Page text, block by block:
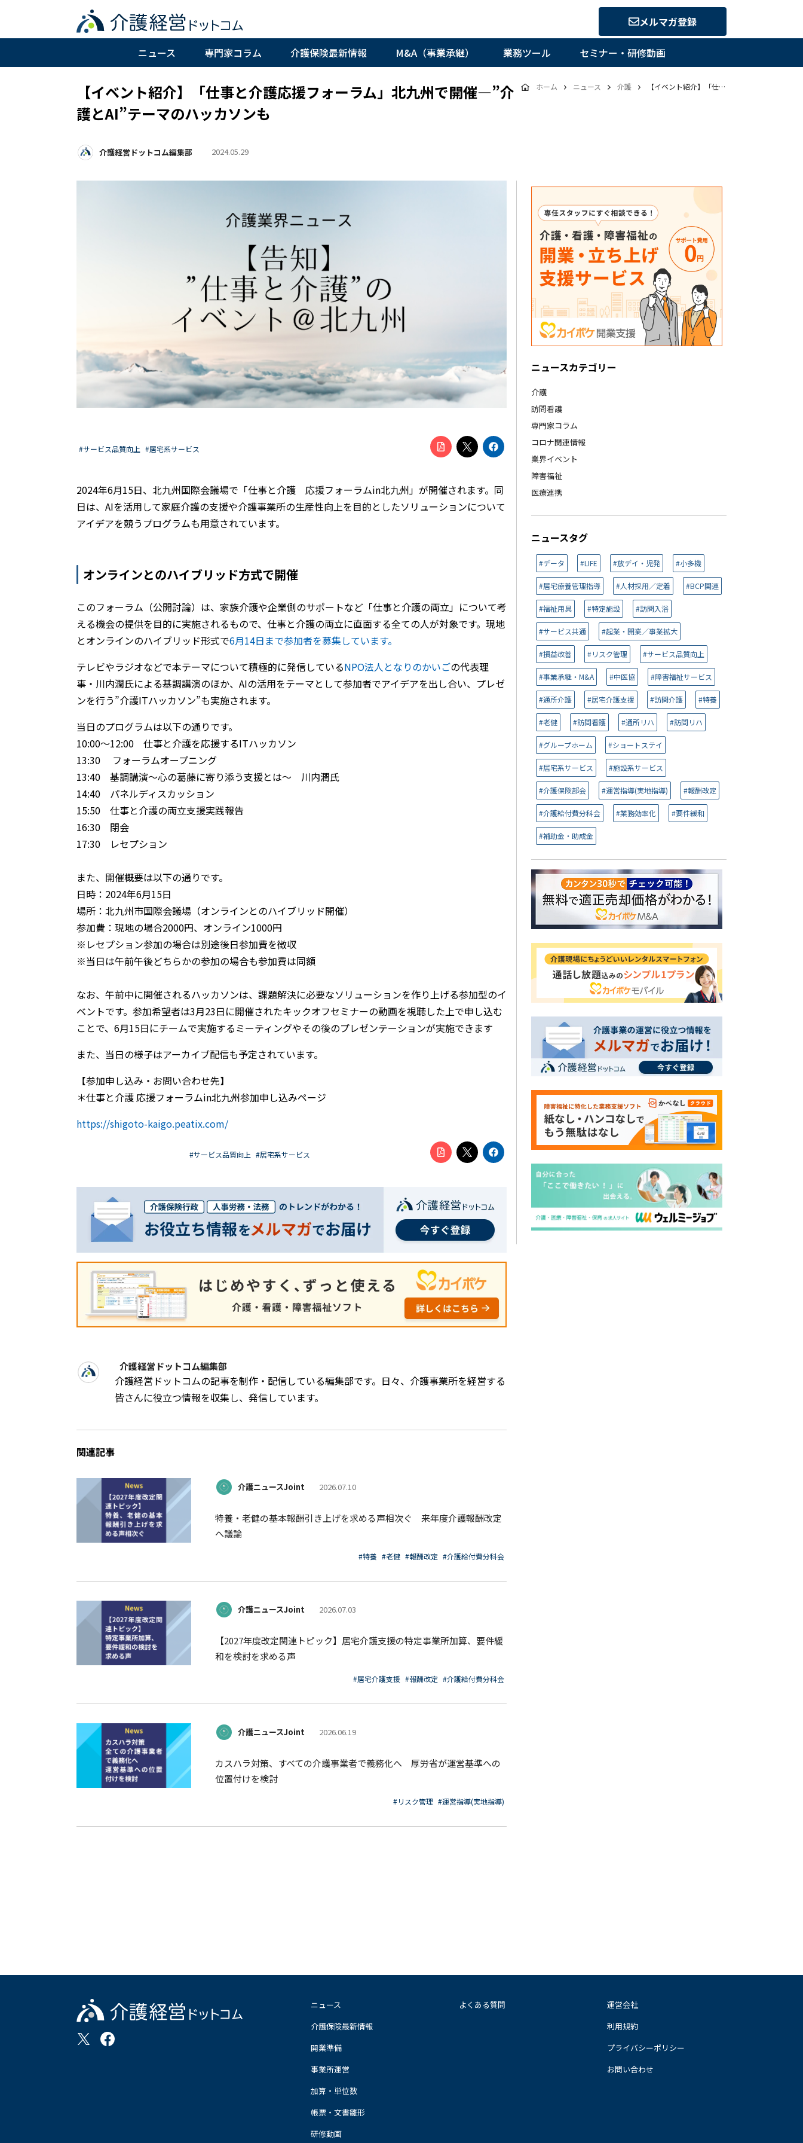
メルマガ登録
ニュース 専門家コラム 介護保険最新情報 M&A（事業承継） 業務ツール セミナー・研修動画
【イベント紹介】「仕事と介護応援フォーラム」北九州で開催―”介
護とAI”テーマのハッカソンも
介護経営ドットコム編集部 2024.05.29
ホーム ニュース 介護 【イベント紹介】「仕事と介護応援フォーラム」北九州で開催―”介護とAI”テーマのハッカソンも
#サービス品質向上 #居宅系サービス
2024年6月15日、北九州国際会議場で「仕事と介護 応援フォーラムin北九州」が開催されます。同
日は、AIを活用して家庭介護の支援や介護事業所の生産性向上を目的としたソリューションについて
アイデアを競うプログラムも用意されています。
オンラインとのハイブリッド方式で開催
このフォーラム（公開討論）は、家族介護や企業側のサポートなど「仕事と介護の両立」について考
える機会の提供を目的に実施されるもので、仕事と介護の両立に直面する全ての人が対象です。現地
とオンラインのハイブリッド形式で6月14日まで参加者を募集しています。
テレビやラジオなどで本テーマについて積極的に発信しているNPO法人となりのかいごの代表理
事・川内潤氏による基調講演のほか、AIの活用をテーマとして参加者でアイデアを出し合い、プレゼ
ンを行う”介護ITハッカソン”も実施されます。
当日のプログラムは以下の通りです。
10:00～12:00 仕事と介護を応援するITハッカソン
13:30 フォーラムオープニング
13:40 基調講演～心の葛藤に寄り添う支援とは～ 川内潤氏
14:40 パネルディスカッション
15:50 仕事と介護の両立支援実践報告
16:30 閉会
17:30 レセプション
また、開催概要は以下の通りです。
日時：2024年6月15日
場所：北九州市国際会議場（オンラインとのハイブリッド開催）
参加費：現地の場合2000円、オンライン1000円
※レセプション参加の場合は別途後日参加費を徴収
※当日は午前午後どちらかの参加の場合も参加費は同額
なお、午前中に開催されるハッカソンは、課題解決に必要なソリューションを作り上げる参加型のイ
ベントです。参加希望者は3月23日に開催されたキックオフセミナーの動画を視聴した上で申し込む
ことで、6月15日にチームで実施するミーティングやその後のプレゼンテーションが実施できます
また、当日の様子はアーカイブ配信も予定されています。
【参加申し込み・お問い合わせ先】
＊仕事と介護 応援フォーラムin北九州参加申し込みページ
https://shigoto-kaigo.peatix.com/
#サービス品質向上 #居宅系サービス
介護経営ドットコム編集部
介護経営ドットコムの記事を制作・配信している編集部です。日々、介護事業所を経営する
皆さんに役立つ情報を収集し、発信しています。
関連記事
介護ニュースJoint 2026.07.10
特養・老健の基本報酬引き上げを求める声相次ぐ 来年度介護報酬改定
へ議論
#特養 #老健 #報酬改定 #介護給付費分科会
介護ニュースJoint 2026.07.03
【2027年度改定関連トピック】居宅介護支援の特定事業所加算、要件緩
和を検討を求める声
#居宅介護支援 #報酬改定 #介護給付費分科会
介護ニュースJoint 2026.06.19
カスハラ対策、すべての介護事業者で義務化へ 厚労省が運営基準への
位置付けを検討
#リスク管理 #運営指導(実地指導)
ニュースカテゴリー
介護
訪問看護
専門家コラム
コロナ関連情報
業界イベント
障害福祉
医療連携
ニュースタグ
#データ #LIFE #放デイ・児発 #小多機
#居宅療養管理指導 #人材採用／定着 #BCP関連
#福祉用具 #特定施設 #訪問入浴
#サービス共通 #起業・開業／事業拡大
#損益改善 #リスク管理 #サービス品質向上
#事業承継・M&A #中医協 #障害福祉サービス
#通所介護 #居宅介護支援 #訪問介護 #特養
#老健 #訪問看護 #通所リハ #訪問リハ
#グループホーム #ショートステイ
#居宅系サービス #施設系サービス
#介護保険部会 #運営指導(実地指導) #報酬改定
#介護給付費分科会 #業務効率化 #要件緩和
#補助金・助成金
ニュース
介護保険最新情報
開業準備
事業所運営
加算・単位数
帳票・文書雛形
研修動画
よくある質問
運営会社
利用規約
プライバシーポリシー
お問い合わせ